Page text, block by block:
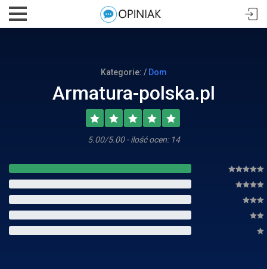
Kategorie: / Dom
Armatura-polska.pl
5.00/5.00 - ilość ocen: 14